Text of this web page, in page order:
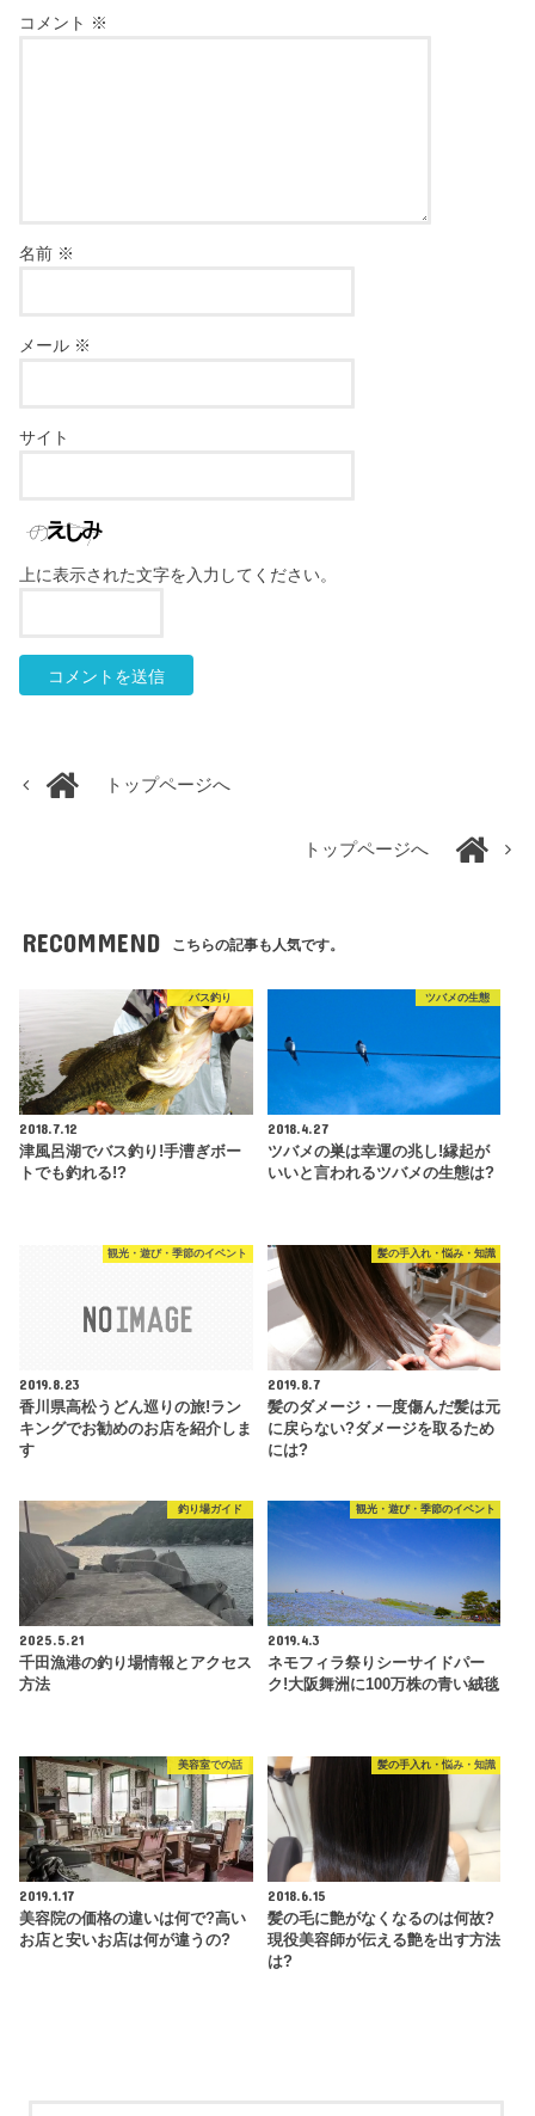
コメント ※
名前 ※
メール ※
サイト
上に表示された文字を入力してください。
トップページへ
トップページへ
RECOMMEND こちらの記事も人気です。
バス釣り
2018.7.12
津風呂湖でバス釣り!手漕ぎボー
トでも釣れる!?
ツバメの生態
2018.4.27
ツバメの巣は幸運の兆し!縁起が
いいと言われるツバメの生態は?
観光・遊び・季節のイベント
2019.8.23
香川県高松うどん巡りの旅!ラン
キングでお勧めのお店を紹介しま
す
髪の手入れ・悩み・知識
2019.8.7
髪のダメージ・一度傷んだ髪は元
に戻らない?ダメージを取るため
には?
釣り場ガイド
2025.5.21
千田漁港の釣り場情報とアクセス
方法
観光・遊び・季節のイベント
2019.4.3
ネモフィラ祭りシーサイドパー
ク!大阪舞洲に100万株の青い絨毯
美容室での話
2019.1.17
美容院の価格の違いは何で?高い
お店と安いお店は何が違うの?
髪の手入れ・悩み・知識
2018.6.15
髪の毛に艶がなくなるのは何故?
現役美容師が伝える艶を出す方法
は?